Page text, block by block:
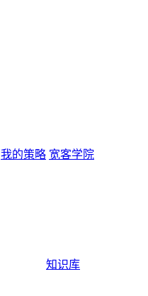
我的策略 宽客学院
知识库